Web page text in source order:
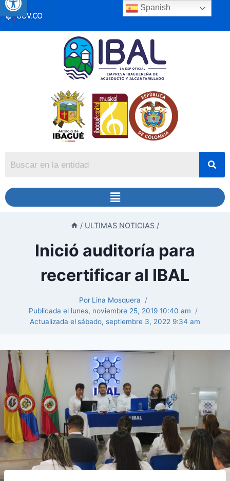
/ ULTIMAS NOTICIAS /
Inició auditoría para
recertificar al IBAL
Por Lina Mosquera
Publicada el lunes, noviembre 25, 2019 10:40 am
Actualizada el sábado, septiembre 3, 2022 9:34 am
Spanish